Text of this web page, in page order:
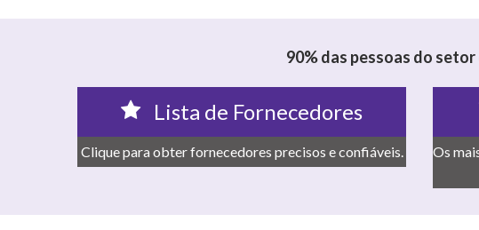
90% das pessoas do
Lista de Fornecedores
Clique para obter fornecedores precisos e confiáveis.
Os